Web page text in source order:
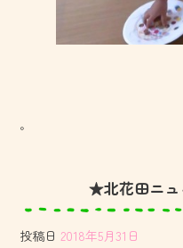
。
★北花田ニ
投稿日 2018年5月31日